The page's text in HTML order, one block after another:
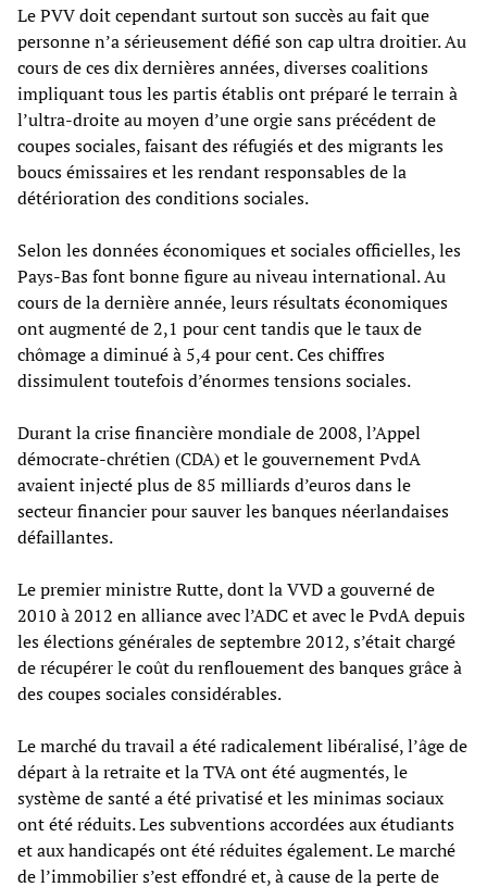
Le PVV doit cependant surtout son succès au fait que
personne n’a sérieusement défié son cap ultra droitier. Au
cours de ces dix dernières années, diverses coalitions
impliquant tous les partis établis ont préparé le terrain à
l’ultra-droite au moyen d’une orgie sans précédent de
coupes sociales, faisant des réfugiés et des migrants les
boucs émissaires et les rendant responsables de la
détérioration des conditions sociales.
Selon les données économiques et sociales officielles, les
Pays-Bas font bonne figure au niveau international. Au
cours de la dernière année, leurs résultats économiques
ont augmenté de 2,1 pour cent tandis que le taux de
chômage a diminué à 5,4 pour cent. Ces chiffres
dissimulent toutefois d’énormes tensions sociales.
Durant la crise financière mondiale de 2008, l’Appel
démocrate-chrétien (CDA) et le gouvernement PvdA
avaient injecté plus de 85 milliards d’euros dans le
secteur financier pour sauver les banques néerlandaises
défaillantes.
Le premier ministre Rutte, dont la VVD a gouverné de
2010 à 2012 en alliance avec l’ADC et avec le PvdA depuis
les élections générales de septembre 2012, s’était chargé
de récupérer le coût du renflouement des banques grâce à
des coupes sociales considérables.
Le marché du travail a été radicalement libéralisé, l’âge de
départ à la retraite et la TVA ont été augmentés, le
système de santé a été privatisé et les minimas sociaux
ont été réduits. Les subventions accordées aux étudiants
et aux handicapés ont été réduites également. Le marché
de l’immobilier s’est effondré et, à cause de la perte de